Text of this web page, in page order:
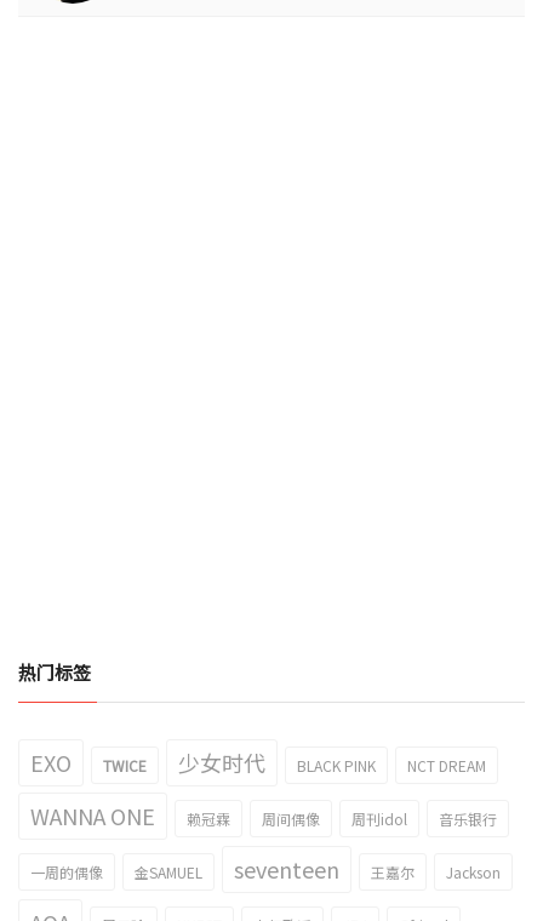
热门标签
EXO TWICE 少女时代 BLACK PINK NCT DREAM
WANNA ONE 赖冠霖 周间偶像 周刊idol 音乐银行
一周的偶像 金SAMUEL seventeen 王嘉尔 Jackson